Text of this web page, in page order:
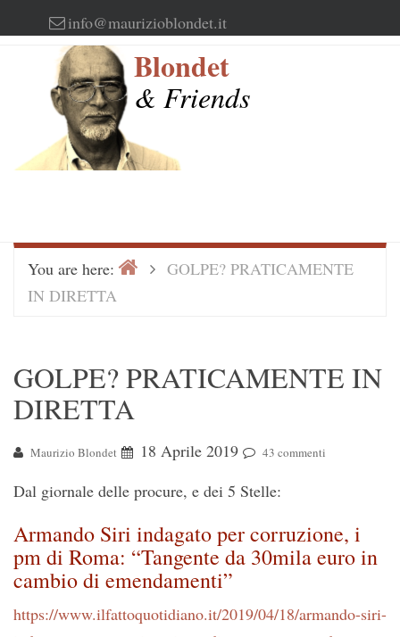
to
info@maurizioblondet.it
Blondet
& Friends
You are here: HomeGOLPE? PRATICAMENTE
IN DIRETTA
GOLPE? PRATICAMENTE IN
DIRETTA
Maurizio Blondet 18 Aprile 2019 43 commenti
Dal giornale delle procure, e dei 5 Stelle:
Armando Siri indagato per corruzione, i
pm di Roma: “Tangente da 30mila euro in
cambio di emendamenti”
https://www.ilfattoquotidiano.it/2019/04/18/armando-siri-